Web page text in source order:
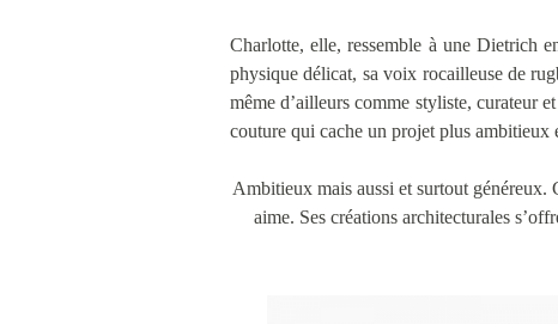
Charlotte, elle, ressemble à une Dietrich
physique délicat, sa voix rocailleuse de
même d’ailleurs comme styliste, curateur
couture qui cache un projet plus ambitieux
Ambitieux mais aussi et surtout généreux.
aime. Ses créations architecturales